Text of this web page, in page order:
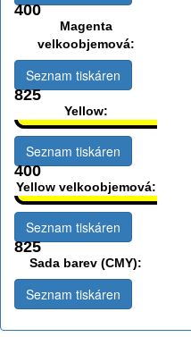
400
Magenta
velkoobjemová:
825
Seznam tiskáren
Yellow:
400
Seznam tiskáren
Yellow velkoobjemová:
825
Seznam tiskáren
Sada barev (CMY):
Seznam tiskáren